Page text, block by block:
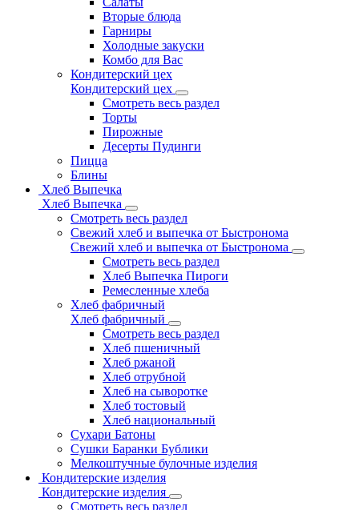
Вторые блюда
Гарниры
Холодные закуски
Комбо для Вас
Кондитерский цех
Кондитерский цех
Смотреть весь раздел
Торты
Пирожные
Десерты Пудинги
Пицца
Блины
Хлеб Выпечка
Хлеб Выпечка
Смотреть весь раздел
Свежий хлеб и выпечка от Быстронома
Свежий хлеб и выпечка от Быстронома
Смотреть весь раздел
Хлеб Выпечка Пироги
Ремесленные хлеба
Хлеб фабричный
Хлеб фабричный
Смотреть весь раздел
Хлеб пшеничный
Хлеб ржаной
Хлеб отрубной
Хлеб на сыворотке
Хлеб тостовый
Хлеб национальный
Сухари Батоны
Сушки Баранки Бублики
Мелкоштучные булочные изделия
Кондитерские изделия
Кондитерские изделия
Смотреть весь раздел